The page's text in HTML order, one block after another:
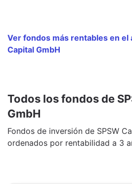
Ver fondos más rentables en el
Capital GmbH
Todos los fondos de
GmbH
Fondos de inversión de SPSW
ordenados por rentabilidad a 3